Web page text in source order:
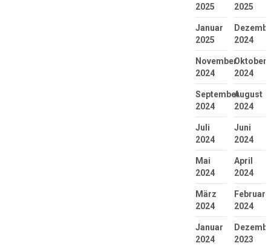
2025
2025
Januar
2025
2024
November
2024
Oktober
2024
September
2024
August
2024
Juli
2024
Juni
2024
Mai
2024
April
2024
März
2024
Februar
2024
Januar
2024
2023